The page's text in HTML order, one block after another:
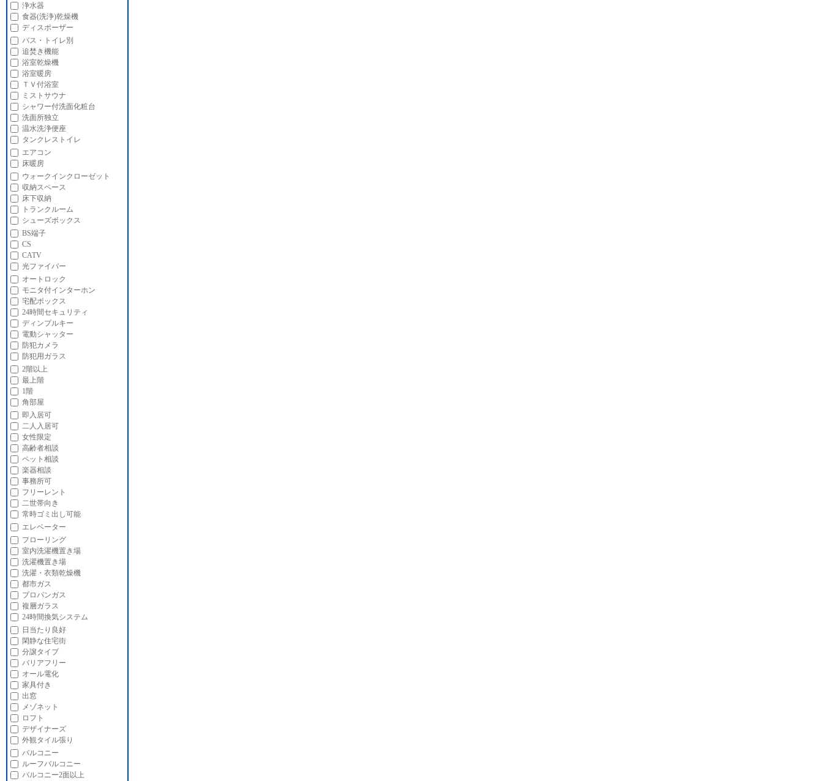
浄水器
食器(洗浄)乾燥機
ディスポーザー
バス・トイレ別
追焚き機能
浴室乾燥機
浴室暖房
ＴＶ付浴室
ミストサウナ
シャワー付洗面化粧台
洗面所独立
温水洗浄便座
タンクレストイレ
エアコン
床暖房
ウォークインクローゼット
収納スペース
床下収納
トランクルーム
シューズボックス
BS端子
CS
CATV
光ファイバー
オートロック
モニタ付インターホン
宅配ボックス
24時間セキュリティ
ディンプルキー
電動シャッター
防犯カメラ
防犯用ガラス
2階以上
最上階
1階
角部屋
即入居可
二人入居可
女性限定
高齢者相談
ペット相談
楽器相談
事務所可
フリーレント
二世帯向き
常時ゴミ出し可能
エレベーター
フローリング
室内洗濯機置き場
洗濯機置き場
洗濯・衣類乾燥機
都市ガス
プロパンガス
複層ガラス
24時間換気システム
日当たり良好
閑静な住宅街
分譲タイプ
バリアフリー
オール電化
家具付き
出窓
メゾネット
ロフト
デザイナーズ
外観タイル張り
バルコニー
ルーフバルコニー
バルコニー2面以上